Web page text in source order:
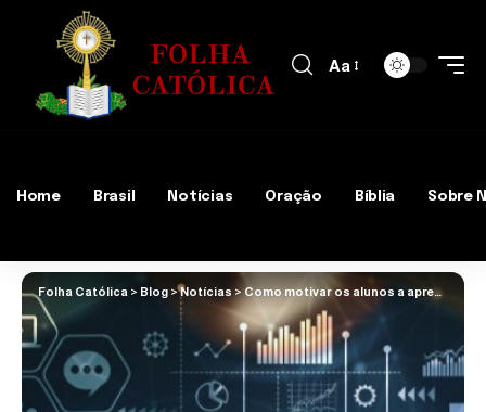
Aa
Home Brasil Notícias Oração Bíblia Sobre
Folha Católica > Blog >Notícias >Como motivar os alunos a aprender? Veja o potencial do ensino STEAM